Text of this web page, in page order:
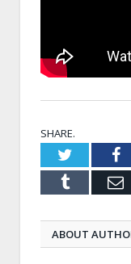
SHARE.
Twitter
Tumblr
ABOUT